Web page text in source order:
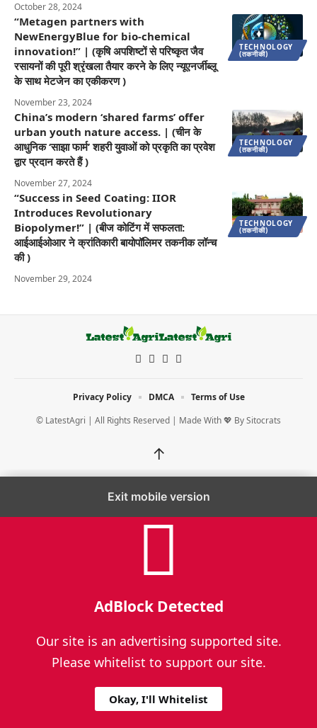
October 28, 2024
TECHNOLOGY
(तकनीकी)
“Metagen partners with
NewEnergyBlue for bio-chemical
innovation!” | (कृषि अपशिष्टों से परिष्कृत जैव
रसायनों की पूरी श्रृंखला तैयार करने के लिए न्यूएनर्जीब्लू
के साथ मेटजेन का एकीकरण )
November 23, 2024
TECHNOLOGY
(तकनीकी)
China’s modern ‘shared farms’ offer
urban youth nature access. | (चीन के
आधुनिक ‘साझा फार्म’ शहरी युवाओं को प्रकृति का प्रवेश
द्वार प्रदान करते हैं )
November 27, 2024
TECHNOLOGY
(तकनीकी)
“Success in Seed Coating: IIOR
Introduces Revolutionary
Biopolymer!” | (बीज कोटिंग में सफलता:
आईआईओआर ने क्रांतिकारी बायोपॉलिमर तकनीक लॉन्च
की )
November 29, 2024
© LatestAgri | All Rights Reserved | Made With 💖 BySitocrats
Privacy Policy DMCA Terms of Use
↑
Exit mobile version
AdBlock Detected
Our site is an advertising supported site.
Please whitelist to support our site.
Okay, I'll Whitelist